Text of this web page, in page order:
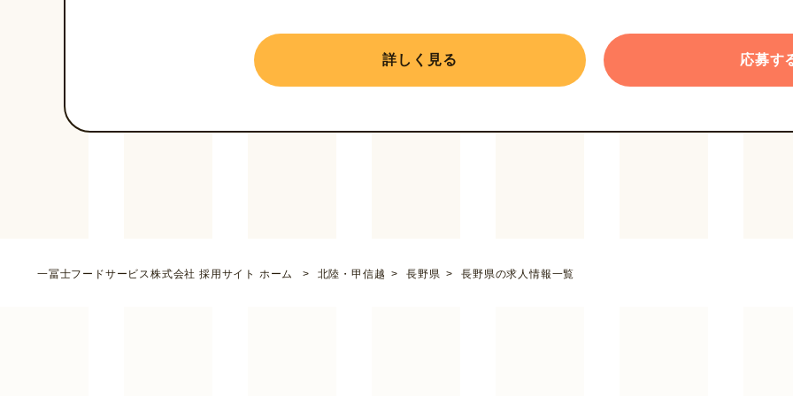
詳しく見る 応募す
一冨士フードサービス株式会社 採用サイト ホーム 北陸・甲信越 長野県 長野県の求人情報一覧